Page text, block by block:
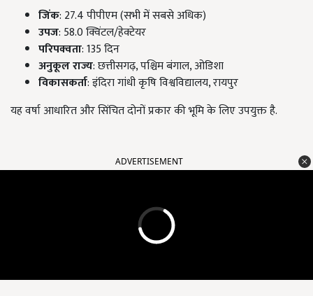
जिंक: 27.4 पीपीएम (सभी में सबसे अधिक)
उपज: 58.0 क्विंटल/हेक्टेयर
परिपक्वता: 135 दिन
अनुकूल राज्य: छत्तीसगढ़, पश्चिम बंगाल, ओडिशा
विकासकर्ता: इंदिरा गांधी कृषि विश्वविद्यालय, रायपुर
यह वर्षा आधारित और सिंचित दोनों प्रकार की भूमि के लिए उपयुक्त है.
ADVERTISEMENT